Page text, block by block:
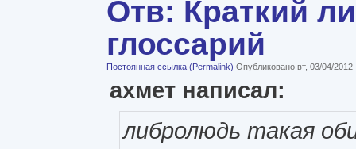
Отв: Краткий
глоссарий
Постоянная ссылка (Permalink) Опубликовано вт, 03/04/
ахмет написал:
либролюдь такая